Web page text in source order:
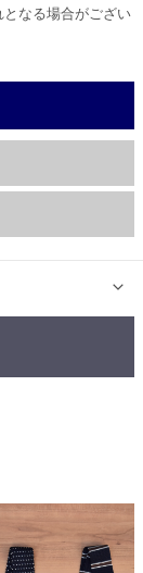
なる場合がござい